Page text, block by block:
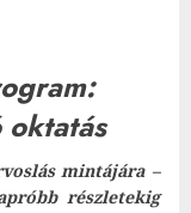
mintájára –
részletekig